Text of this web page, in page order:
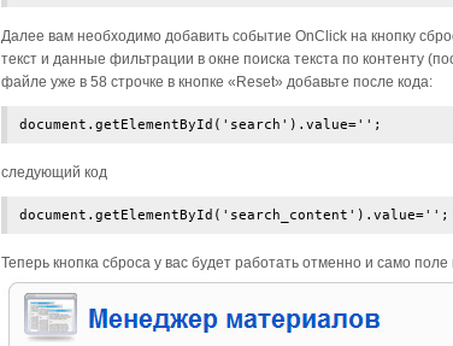
Далее вам необходимо добавить событие OnClick на кнопку
текст и данные фильтрации в окне поиска текста по контенту
файле уже в 58 строчке в кнопке «Reset» добавьте после кода:
document.getElementById('search').value='';
следующий код
document.getElementById('search_content').value='';
Теперь кнопка сброса у вас будет работать отменно и само поле